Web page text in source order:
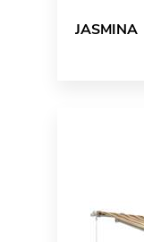
JASMINA